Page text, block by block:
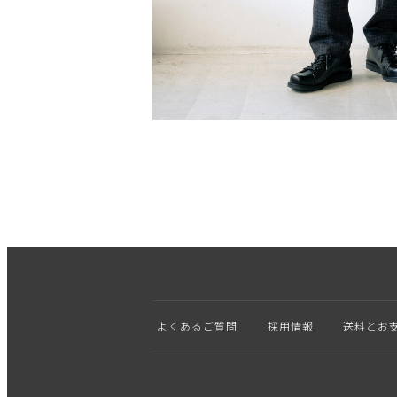
よくあるご質問 採用情報 送料とお